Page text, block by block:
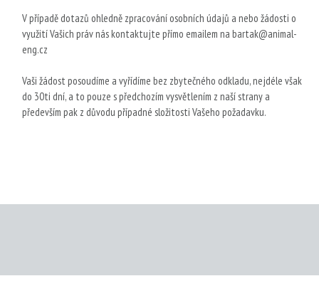
V případě dotazů ohledně zpracování osobních údajů a nebo žádosti o
využití Vašich práv nás kontaktujte přímo emailem na bartak@animal-
eng.cz
Vaši žádost posoudíme a vyřídíme bez zbytečného odkladu, nejdéle však
do 30ti dní, a to pouze s předchozím vysvětlením z naší strany a
především pak z důvodu případné složitosti Vašeho požadavku.